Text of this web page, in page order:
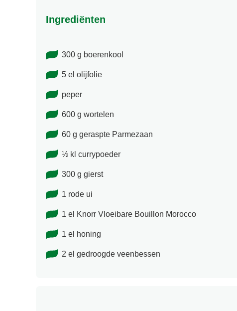
Ingrediënten
300 g boerenkool
5 el olijfolie
peper
600 g wortelen
60 g geraspte Parmezaan
½ kl currypoeder
300 g gierst
1 rode ui
1 el Knorr Vloeibare Bouillon Morocco
1 el honing
2 el gedroogde veenbessen